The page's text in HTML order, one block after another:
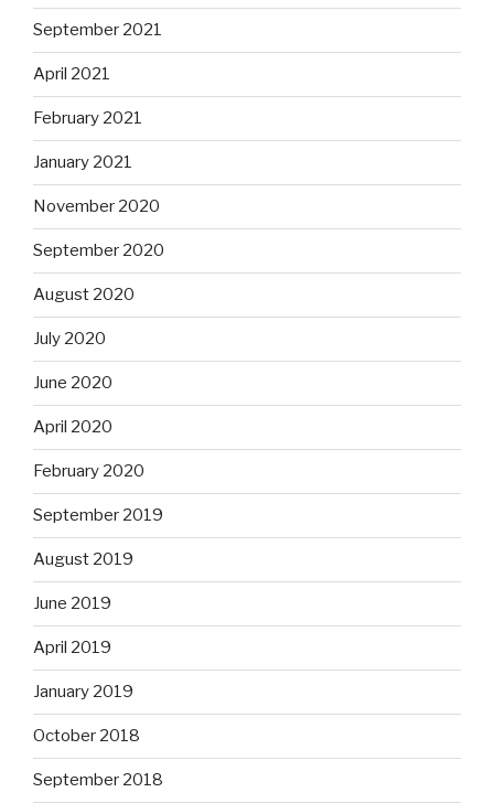
September 2021
April 2021
February 2021
January 2021
November 2020
September 2020
August 2020
July 2020
June 2020
April 2020
February 2020
September 2019
August 2019
June 2019
April 2019
January 2019
October 2018
September 2018